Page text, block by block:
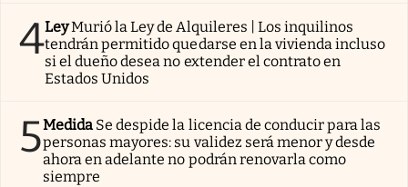
4LeyMurió la Ley de Alquileres | Los inquilinos
tendrán permitido quedarse en la vivienda incluso
si el dueño desea no extender el contrato en
Estados Unidos
5Medida Se despide la licencia de conducir para las
personas mayores: su validez será menor y desde
ahora en adelante no podrán renovarla como
siempre